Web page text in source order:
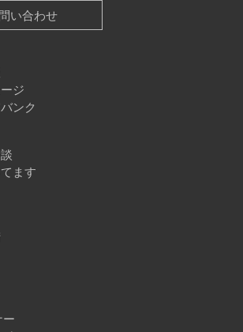
い合わせ
ジ
ンク
ます